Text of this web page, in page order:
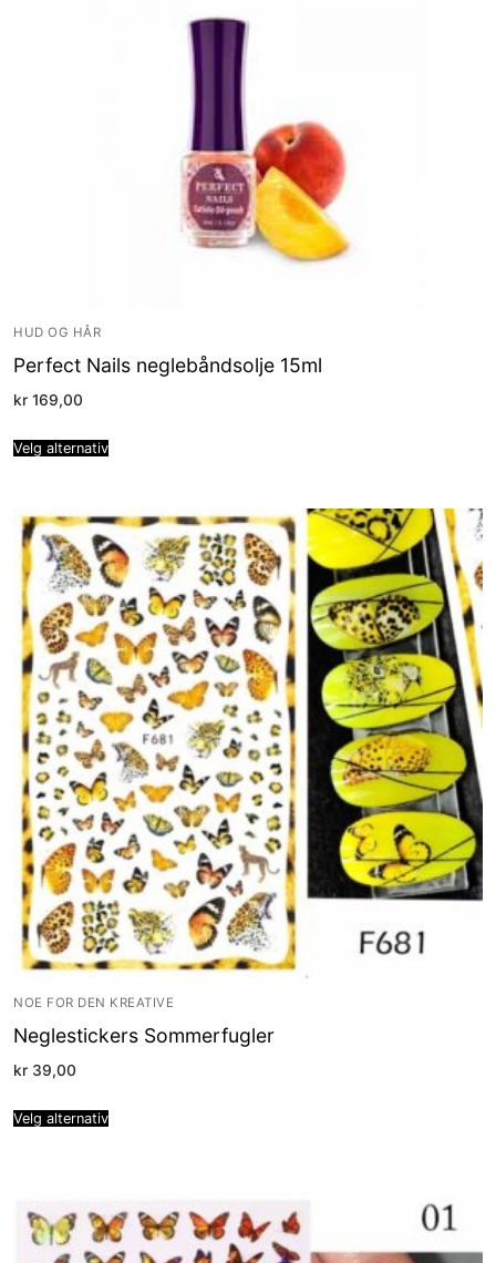
HUD OG HÅR
Perfect Nails neglebåndsolje 15ml
kr 169,00
Velg alternativ
NOE FOR DEN KREATIVE
Neglestickers Sommerfugler
kr 39,00
Velg alternativ